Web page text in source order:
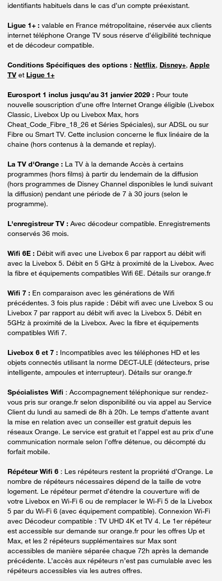
identifiants habituels dans le cas d’un compte préexistant.
Ligue 1+ : valable en France métropolitaine, réservée aux clients
internet téléphone Orange TV sous réserve d’éligibilité technique
et de décodeur compatible.
Conditions Spécifiques des options : Netflix, Disney+, Apple
TV et Ligue 1+
Eurosport 1 inclus jusqu’au 31 janvier 2029 : Pour toute
nouvelle souscription d’une offre Internet Orange éligible (Livebox
Classic, Livebox Up ou Livebox Max, hors
Cheat_Code_Fibre_18_26 et Séries Spéciales), sur ADSL ou sur
Fibre ou Smart TV. Cette inclusion concerne le flux linéaire de la
chaine (hors contenus à la demande et replay).
La TV d'Orange : La TV à la demande Accès à certains
programmes (hors films) à partir du lendemain de la diffusion
(hors programmes de Disney Channel disponibles le lundi suivant
la diffusion) pendant une période de 7 à 30 jours (selon le
programme).
L'enregistreur TV : Avec décodeur compatible. Enregistrements
conservés 36 mois.
Wifi 6E : Débit wifi avec une Livebox 6 par rapport au débit wifi
avec la Livebox 5. Débit en 5 GHz à proximité de la Livebox. Avec
la fibre et équipements compatibles Wifi 6E. Détails sur orange.fr
Wifi 7 : En comparaison avec les générations de Wifi
précédentes. 3 fois plus rapide : Débit wifi avec une Livebox S ou
Livebox 7 par rapport au débit wifi avec la Livebox 5. Débit en
5GHz à proximité de la Livebox. Avec la fibre et équipements
compatibles Wifi 7.
Livebox 6 et 7 : Incompatibles avec les téléphones HD et les
objets connectés utilisant la norme DECT-ULE (détecteurs, prise
intelligente, ampoules et interrupteur). Détails sur orange.fr
Spécialistes Wifi : Accompagnement téléphonique sur rendez-
vous pris sur orange.fr selon disponibilité ou via appel au Service
Client du lundi au samedi de 8h à 20h. Le temps d’attente avant
la mise en relation avec un conseiller est gratuit depuis les
réseaux Orange. Le service est gratuit et l’appel est au prix d’une
communication normale selon l’offre détenue, ou décompté du
forfait mobile.
Répéteur Wifi 6 : Les répéteurs restent la propriété d’Orange. Le
nombre de répéteurs nécessaires dépend de la taille de votre
logement. Le répéteur permet d’étendre la couverture wifi de
votre Livebox en Wi-Fi 6 ou de remplacer le Wi-Fi 5 de la Livebox
5 par du Wi-Fi 6 (avec équipement compatible). Connexion Wi-Fi
avec Décodeur compatible : TV UHD 4K et TV 4. Le 1er répéteur
est accessible sur demande sur orange.fr pour les offres Up et
Max, et les 2 répéteurs supplémentaires sur Max sont
accessibles de manière séparée chaque 72h après la demande
précédente. L’accès aux répéteurs n’est pas cumulable avec les
répéteurs accessibles via les autres offres.